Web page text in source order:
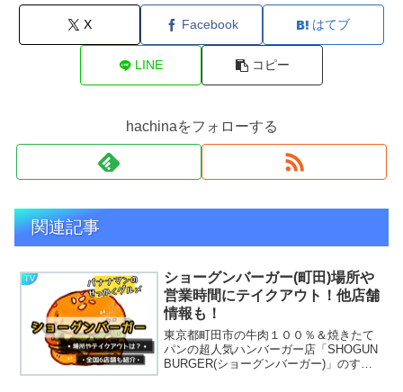
X Facebook はてブ
LINE コピー
hachinaをフォローする
関連記事
TV
ショーグンバーガー(町田)場所や
営業時間にテイクアウト！他店舗
情報も！
東京都町田市の牛肉１００％＆焼きたて
パンの超人気ハンバーガー店「SHOGUN
BURGER(ショーグンバーガー)」のすご